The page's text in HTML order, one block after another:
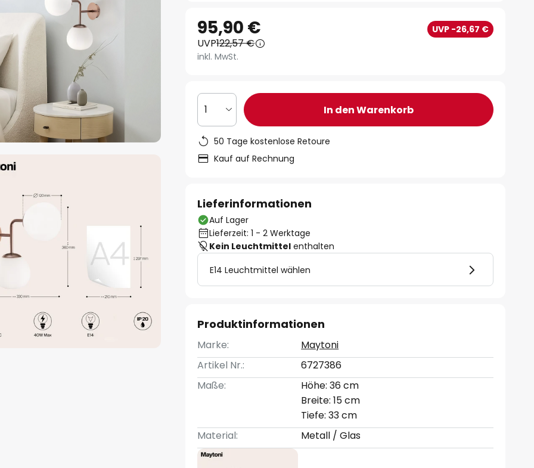
95,90 € UVP -26,67 €
UVP122,57 €
inkl. MwSt.
1 In den Warenkorb
50 Tage kostenlose Retoure
Kauf auf Rechnung
Lieferinformationen
Auf Lager
Lieferzeit: 1 - 2 Werktage
Kein Leuchtmittel enthalten
E14 Leuchtmittel wählen
Produktinformationen
Marke:
Maytoni
Artikel Nr.:
6727386
Maße:
Höhe: 36 cm
Breite: 15 cm
Tiefe: 33 cm
Material:
Metall / Glas